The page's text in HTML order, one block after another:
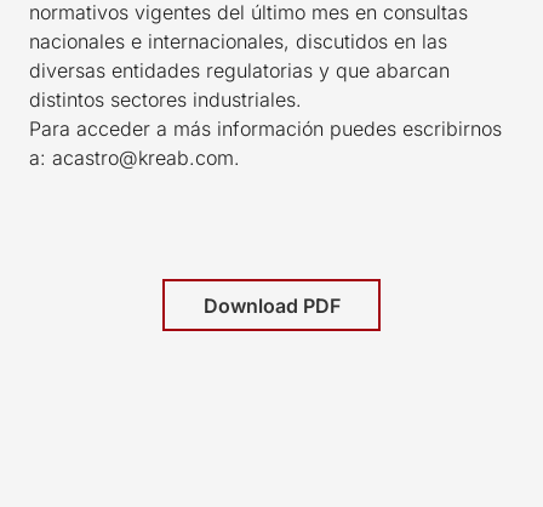
normativos vigentes del último mes en consultas
nacionales e internacionales, discutidos en las
diversas entidades regulatorias y que abarcan
distintos sectores industriales.
Para acceder a más información puedes escribirnos
a: acastro@kreab.com.
Download PDF